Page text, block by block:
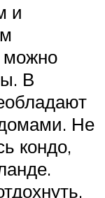
и
можно
В
Не
кондо,